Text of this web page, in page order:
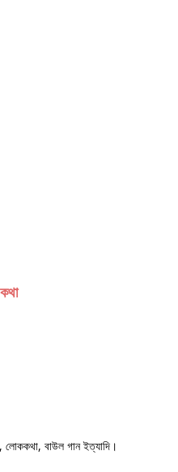
বাউল গান ইত্যাদি।